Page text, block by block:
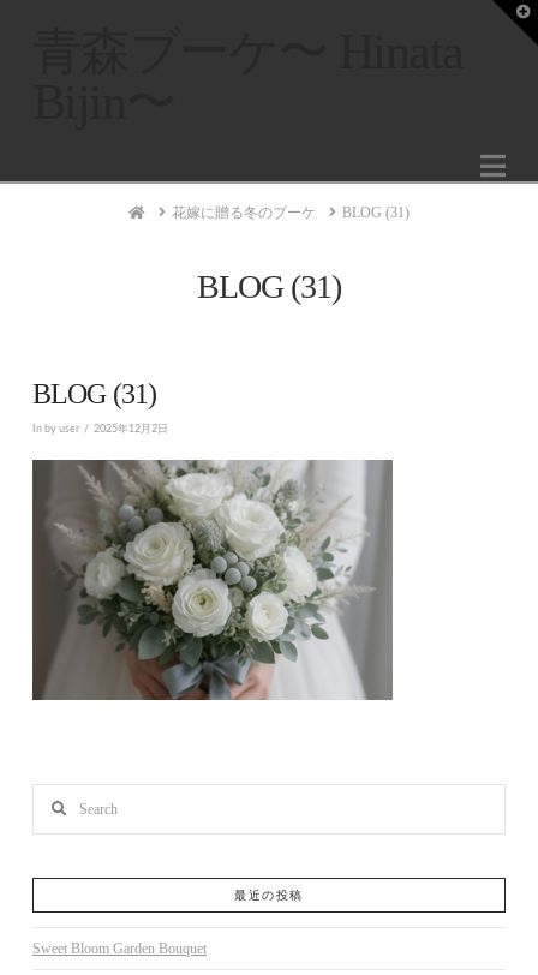
Home花嫁に贈る冬のブーケ BLOG (31)
BLOG (31)
BLOG (31)
In by user 2025年12月2日
最近の投稿
Sweet Bloom Garden Bouquet